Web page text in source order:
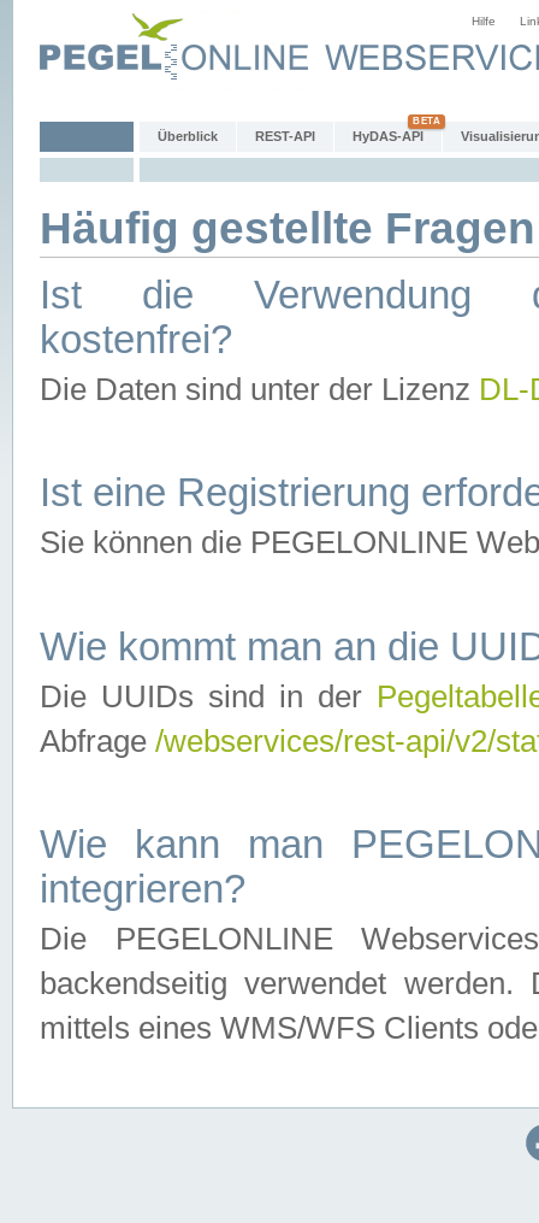
Hilfe
Überblick REST-API HyDAS-API
Häufig gestellte
Ist die Verwendung
kostenfrei?
Die Daten sind unter der Lizenz
Ist eine Registrierung
Sie können die PEGELONLINE
Wie kommt man an die
Die UUIDs sind in der
Abfrage /webservices/rest-api/v2/
Wie kann man
integrieren?
Die PEGELONLINE
backendseitig verwendet
mittels eines WMS/WFS Clients